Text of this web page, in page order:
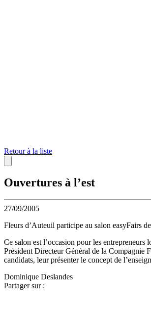
Retour à la liste
Ouvertures à l’est
27/09/2005
Fleurs d’Auteuil participe au salon easyFairs
Ce salon est l’occasion pour les
Président Directeur Général de la Compagnie
candidats, leur présenter le concept de
Dominique Deslandes
Partager sur :